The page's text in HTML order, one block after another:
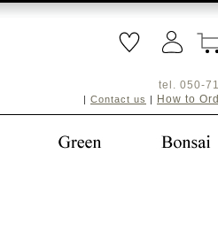
| Contact us | How to
tel. 050-